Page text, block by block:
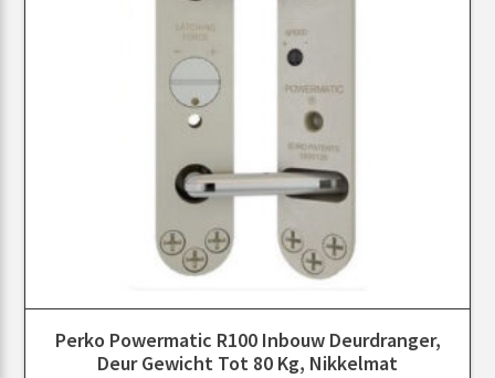
Perko Powermatic R100 Inbouw Deurdranger,
Deur Gewicht Tot 80 Kg, Nikkelmat